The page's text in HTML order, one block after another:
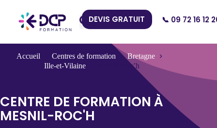
DEVIS GRATUIT 📞 09 72 16 12
Accueil Centres de formation
Bretagne
Ille-et-Vilaine
Mesnil-Roc’h
CENTRE DE FORMATION À
MESNIL-ROC'H